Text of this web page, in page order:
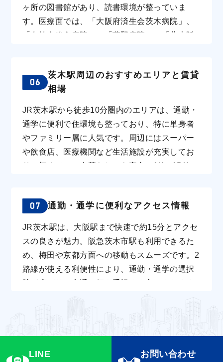
が流れ、河川敷でジョギングや散歩を楽しむこ
とができます。 「立命館大学」をはじめとした
の1人暮らしから新婚、ファミリーと幅広い層に
向いています。 子育て世代に人気のある地域
は、茨木駅周辺と総持寺駅周辺などです。JR茨
木駅の周辺には、市営駐輪所やあらゆる商業施
設があり、とても便利です。
に便利です。駅周辺にはバスターミナルもあ
り、各方面へのバス路線も充実しています。ス
クールバスも運行されており、学生の一人暮ら
の利便性も高いです。 「立命館大学」をはじめ
とした大学キャンパスが多く、また地域子育て
点が22か所あり子育て支援に力をいれていま
す。学生の1人暮らしから新婚、ファミリーと幅
広い層に向いています。 子育て世代に人気のあ
る地域は、茨木駅周辺と総持寺駅周辺などで
ヶ所の図書館があり、読書環境が整っていま
す。医療面では、「大阪府済生会茨木病院」、
応急処置も提供しています。小児科医院も「す
いたこども医院」や「ふくながこどもクリニッ
ク」など複数あり、子どもの健康面でも安心で
す。茨木市内には200カ所以上の病院があり、健
康面でも心配無用です。 休日には、「彩都西公
園」、「西河原公園」、「若園公園」などがお
すすめです。これらの公園では、ローラー滑り
市民プールもぜひ訪れてみてください。また、
滝」の紅葉、「元茨木川緑地」の桜並木は、自
然を楽しむのにぴったりのスポットです。さら
に、「川端康成文学館」、「キリシタン遺物史
料館」、「郡山宿 本陣（椿の本陣）」などの文
06
茨木駅周辺のおすすめエリアと賃貸
相場
JR茨木駅から徒歩10分圏内のエリアは、通勤・
通学に便利で住環境も整っており、特に単身者
やファミリー層に人気です。周辺にはスーパー
や飲食店、医療機関など生活施設が充実してお
り、初めての一人暮らしにも安心。1K・1DKの
く、住み心地の良さが魅力となっています。
07 通勤・通学に便利なアクセス情報
JR茨木駅は、大阪駅まで快速で約15分とアクセ
スの良さが魅力。阪急茨木市駅も利用できるた
め、梅田や京都方面への移動もスムーズです。2
路線が使える利便性により、通勤・通学の選択
肢が広がり、交通の便を重視する方にもおすす
めのエリアです。駅周辺にはバス路線も豊富
で、市内外への移動も快適。通勤ストレスを軽
減し、時間を有効に使える点も大きなメリット
です。
LINE お問い合わせ